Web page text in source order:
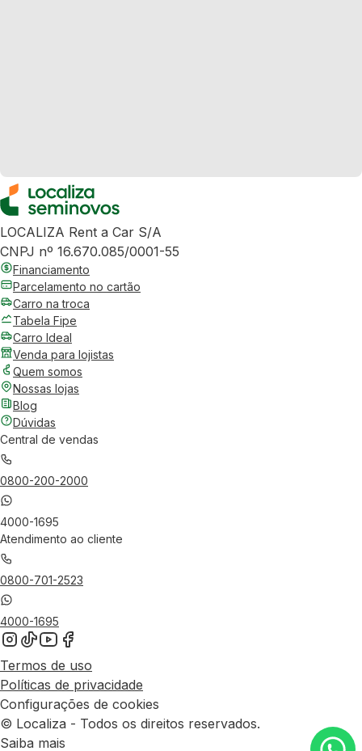
LOCALIZA Rent a Car S/A
CNPJ nº 16.670.085/0001-55
Financiamento
Parcelamento no cartão
Carro na troca
Tabela Fipe
Carro Ideal
Venda para lojistas
Quem somos
Nossas lojas
Blog
Dúvidas
Central de vendas
0800-200-2000
4000-1695
Atendimento ao cliente
0800-701-2523
4000-1695
Termos de uso
Políticas de privacidade
Configurações de cookies
© Localiza - Todos os direitos reservados.
Saiba mais